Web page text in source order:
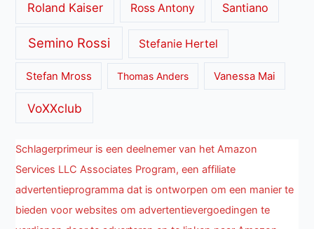
Roland Kaiser Ross Antony Santiano
Semino Rossi Stefanie Hertel
Stefan Mross Thomas Anders Vanessa Mai
VoXXclub
Schlagerprimeur is een deelnemer van het Amazon
Services LLC Associates Program, een affiliate
advertentieprogramma dat is ontworpen om een manier te
bieden voor websites om advertentievergoedingen te